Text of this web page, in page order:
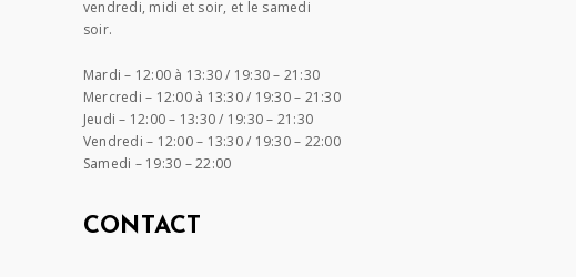
vendredi, midi et soir, et le samedi
soir.
Mardi – 12:00 à 13:30 / 19:30 – 21:30
Mercredi – 12:00 à 13:30 / 19:30 – 21:30
Jeudi – 12:00 – 13:30 / 19:30 – 21:30
Vendredi – 12:00 – 13:30 / 19:30 – 22:00
Samedi – 19:30 – 22:00
CONTACT